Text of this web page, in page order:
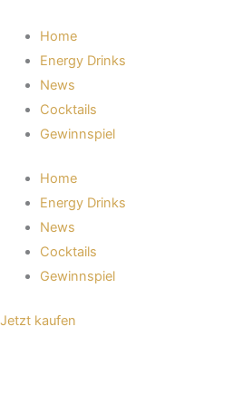
Inhalt
springen
Home
Energy Drinks
News
Cocktails
Gewinnspiel
Home
Energy Drinks
News
Cocktails
Gewinnspiel
Jetzt kaufen